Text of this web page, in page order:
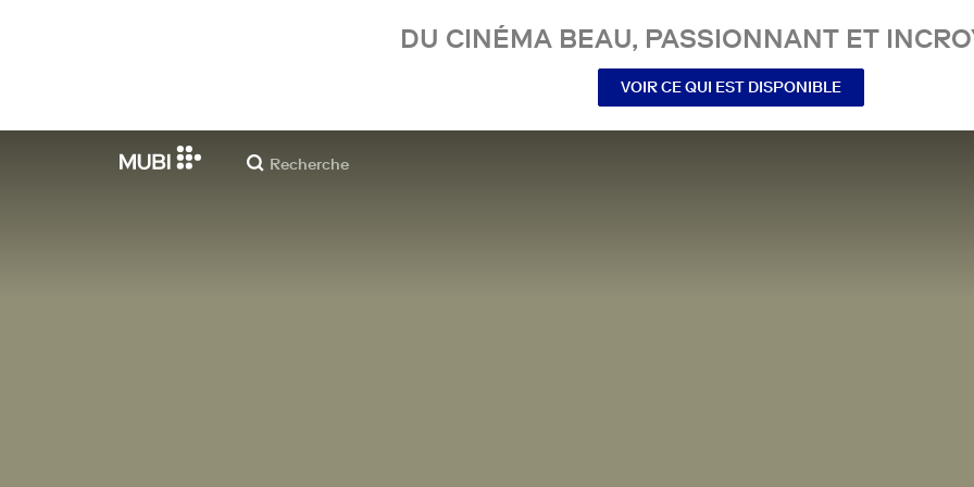
DU CINÉMA BEAU, PASSIONNANT ET
VOIR CE QUI EST DISPONIBLE